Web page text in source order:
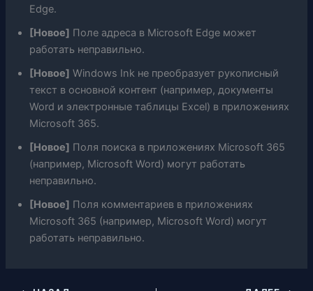
Edge.
[Новое] Поле адреса в Microsoft Edge может
работать неправильно.
[Новое] Windows Ink не преобразует рукописный
текст в основной контент (например, документы
Word и электронные таблицы Excel) в приложениях
Microsoft 365.
[Новое] Поля поиска в приложениях Microsoft 365
(например, Microsoft Word) могут работать
неправильно.
[Новое] Поля комментариев в приложениях
Microsoft 365 (например, Microsoft Word) могут
работать неправильно.